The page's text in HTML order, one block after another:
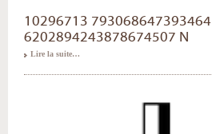
10296713 793068647393464
6202894243878674507 N
Lire la suite…